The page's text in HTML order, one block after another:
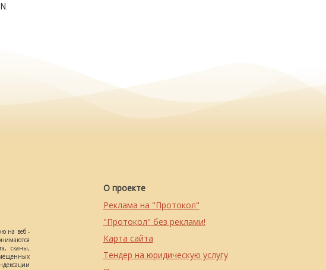
на веб -
сканы,
О проекте
Реклама на "Протокол"
"Протокол" без реклами!
Карта сайта
Тендер на юридическую услугу